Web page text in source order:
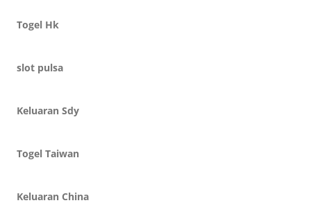
Togel Hk
slot pulsa
Keluaran Sdy
Togel Taiwan
Keluaran China